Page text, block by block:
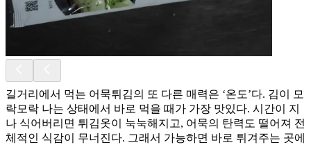
길거리에서 먹는 어묵튀김의 또 다른 매력은 ‘온도’다. 김이 모
락모락 나는 상태에서 바로 먹을 때가 가장 맛있다. 시간이 지
나 식어버리면 튀김옷이 눅눅해지고, 어묵의 탄력도 떨어져 전
체적인 식감이 무너진다. 그래서 가능하면 바로 튀겨주는 곳에